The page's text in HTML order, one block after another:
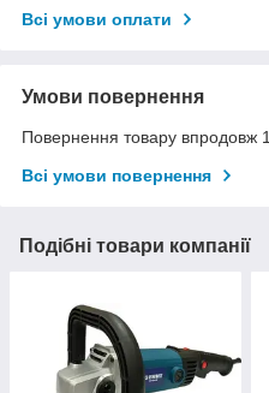
Всі умови оплати
Умови повернення
Повернення товару впродовж
Всі умови повернення
Подібні товари компанії